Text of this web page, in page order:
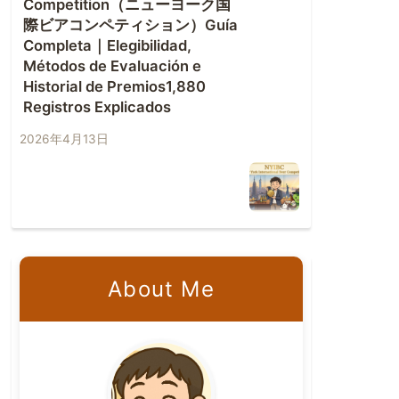
Competition（ニューヨーク国
際ビアコンペティション）Guía
Completa｜Elegibilidad,
Métodos de Evaluación e
Historial de Premios1,880
Registros Explicados
2026年4月13日
About Me